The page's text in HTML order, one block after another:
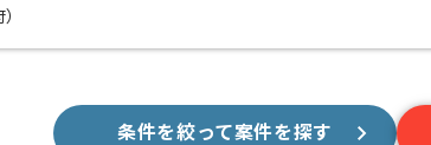
条件を絞って案件を探す